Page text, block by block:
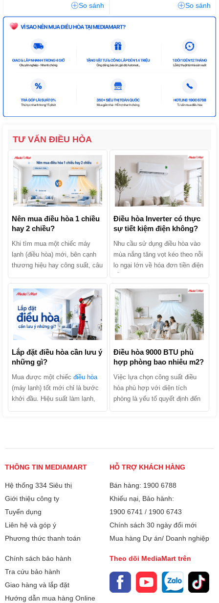
So sánh So sánh
TƯ VẤN ĐIỀU HÒA
Nên mua điều hòa 1 chiều
hay 2 chiều?
Khi tìm mua một chiếc máy
lạnh (điều hòa) mới, bên cạnh
thương hiệu hay công suất, câu
điều hòa 1 chiều hay 2 chiều?
Hai dòng máy này thực chất
khác nhau như thế nào và đâu
là lựa chọn kinh tế, phù hợp
nhất với gia đình bạn? Hãy
cùng MediaMart phân biệt chi
tiết 2 dòng sản phẩm này để tìm
ra câu trả lời nhé!
Điều hòa Inverter có thực
sự tiết kiệm điện không?
Nhu cầu sử dụng điều hòa vào
mùa nắng tăng vọt kéo theo nỗi
lo ngại lớn về hóa đơn tiền điện
nghe các lời quảng cáo: “Điều
hòa Inverter tiết kiệm điện lên
tới 30% - 70%”. Liệu điều hòa
Inverter có thực sự tiết kiệm
điện không hay đó chỉ là chiêu
trò marketing của nhà sản xuất?
Cùng MediaMart khám phá cơ
chế hoạt động, phân tích ưu
nhược điểm và tìm ra câu trả
lời chính xác nhất trong bài viết
Lắp đặt điều hòa cần lưu ý
những gì?
Mua được một chiếc điều hòa
(máy lạnh) tốt mới chỉ là bước
khởi đầu. Hiệu suất làm lạnh,
lắp xong đã chảy nước, làm
thuật. Vậy lắp đặt điều hòa cần
lưu ý những gì? Hãy cùng điểm
các sai lầm đắt giá mà bạn cần
đặc biệt giám sát khi thợ thi
công tại nhà.
Điều hòa 9000 BTU phù
hợp phòng bao nhiêu m2?
Việc lựa chọn công suất điều
hòa phù hợp với diện tích
phòng là yếu tố quyết định đến
tâm lớn từ người tiêu dùng, đặc
vừa và nhỏ. Vậy điều hòa 9000
BTU dùng cho phòng bao nhiêu
chính xác nhằm tối ưu hóa chi
phí đầu tư và hóa đơn tiền điện
THÔNG TIN MEDIAMART
Hệ thống 334 Siêu thị
Giới thiệu công ty
Tuyển dụng
Liên hệ và góp ý
Phương thức thanh toán
HỖ TRỢ KHÁCH HÀNG
Bán hàng: 1900 6788
Khiếu nại, Bảo hành:
1900 6741 / 1900 6743
Chính sách 30 ngày đổi mới
Mua hàng Dự án/ Doanh nghiệp
Chính sách bảo hành
Tra cứu bảo hành
Giao hàng và lắp đặt
Hướng dẫn mua hàng Online
Theo dõi MediaMart trên